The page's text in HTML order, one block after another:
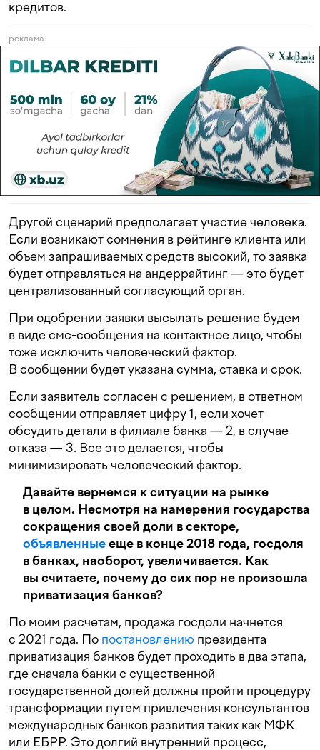
кредитов.
реклама
Другой сценарий предполагает участие человека.
Если возникают сомнения в рейтинге клиента или
объем запрашиваемых средств высокий, то заявка
будет отправляться на андеррайтинг — это будет
централизованный согласующий орган.
При одобрении заявки высылать решение будем
в виде смс-сообщения на контактное лицо, чтобы
тоже исключить человеческий фактор.
В сообщении будет указана сумма, ставка и срок.
Если заявитель согласен с решением, в ответном
сообщении отправляет цифру 1, если хочет
обсудить детали в филиале банка — 2, в случае
отказа — 3. Все это делается, чтобы
минимизировать человеческий фактор.
Давайте вернемся к ситуации на рынке
в целом. Несмотря на намерения государства
сокращения своей доли в секторе,
объявленныееще в конце 2018 года, госдоля
в банках, наоборот, увеличивается. Как
вы считаете, почему до сих пор не произошла
приватизация банков?
По моим расчетам, продажа госдоли начнется
с 2021 года. По постановлению президента
приватизация банков будет проходить в два этапа,
где сначала банки с существенной
государственной долей должны пройти процедуру
трансформации путем привлечения консультантов
международных банков развития таких как МФК
или ЕБРР. Это долгий внутренний процесс,